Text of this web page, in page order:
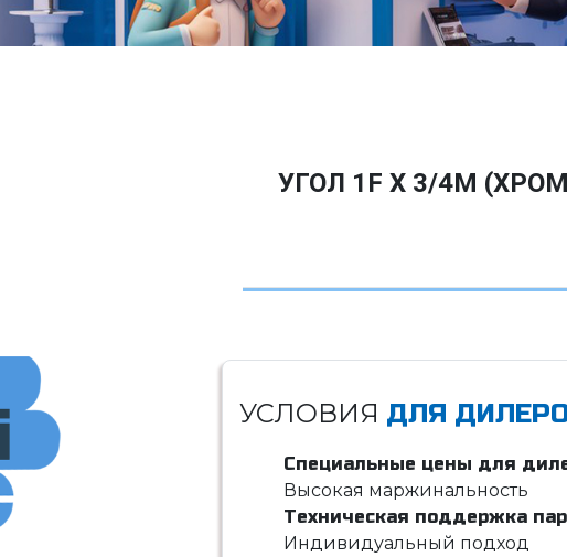
УГОЛ 1F X 3/4M
УСЛОВИЯ ДЛЯ
Специальные цены для
Высокая маржинальность
Техническая поддержка
Индивидуальный подход